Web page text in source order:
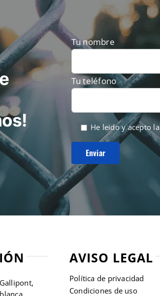
Tu nombre
Tu teléfono
He leido y acepto la
AVISO LEGAL
Política de privacidad
Condiciones de uso